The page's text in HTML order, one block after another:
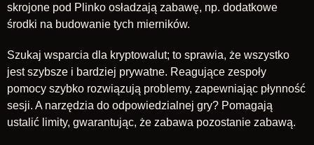
skrojone pod Plinko osładzają zabawę, np. dodatkowe
środki na budowanie tych mierników.
Szukaj wsparcia dla kryptowalut; to sprawia, że wszystko
jest szybsze i bardziej prywatne. Reagujące zespoły
pomocy szybko rozwiązują problemy, zapewniając płynność
sesji. A narzędzia do odpowiedzialnej gry? Pomagają
ustalić limity, gwarantując, że zabawa pozostanie zabawą.